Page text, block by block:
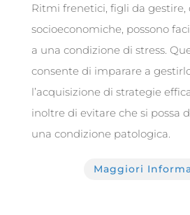
Ritmi frenetici, figli da gestire,
socioeconomiche, possono
a una condizione di stress.
consente di imparare a
l’acquisizione di strategie
inoltre di evitare che si possa
una condizione patologica.
Maggiori